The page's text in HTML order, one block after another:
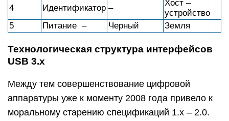
4 Идентификатор –
Хост –
устройство
5
Питание – Черный Земля
Технологическая структура интерфейсов
USB 3.х
Между тем совершенствование цифровой
аппаратуры уже к моменту 2008 года привело к
моральному старению спецификаций 1.х – 2.0.